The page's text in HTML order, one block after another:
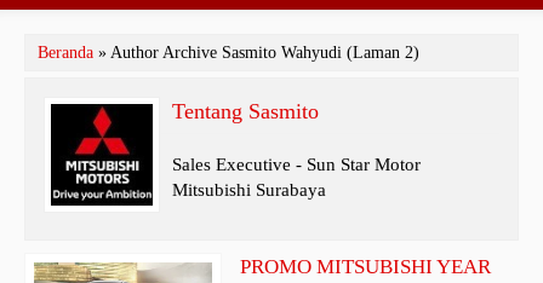
Beranda » Author Archive Sasmito Wahyudi (Laman 2)
Tentang Sasmito
Sales Executive - Sun Star Motor
Mitsubishi Surabaya
PROMO MITSUBISHI YEAR